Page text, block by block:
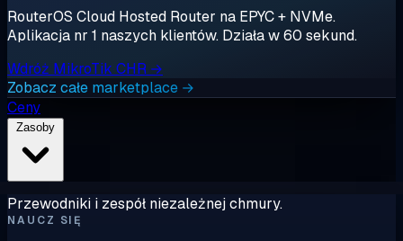
RouterOS Cloud Hosted Router na EPYC + NVMe.
Aplikacja nr 1 naszych klientów. Działa w 60 sekund.
Wdróż MikroTik CHR →
Zobacz całe marketplace →
Ceny
Przewodniki i zespół niezależnej chmury.
NAUCZ SIĘ